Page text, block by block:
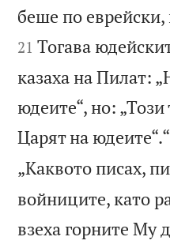
беше по
21 Тогава
казаха на Пилат:
юдеите“, но:
Царят на юдеите“.“
„Каквото писах,
войниците, като
взеха горните Му